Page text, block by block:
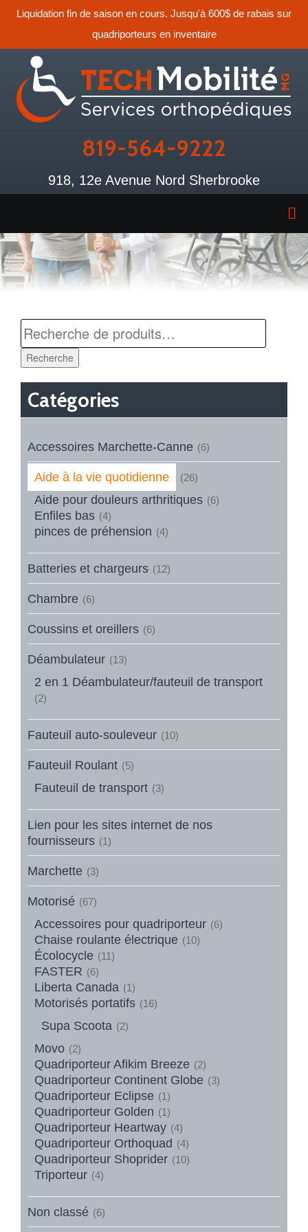
Liquidation fin de saison en cours. Jusqu'à 600$ de rabais sur
quadriporteurs en inventaire
819-564-9222
918, 12e Avenue Nord Sherbrooke
Recherche
Catégories
Accessoires Marchette-Canne (6)
Aide à la vie quotidienne (26)
Aide pour douleurs arthritiques (6)
Enfiles bas (4)
pinces de préhension (4)
Batteries et chargeurs (12)
Chambre (6)
Coussins et oreillers (6)
Déambulateur (13)
2 en 1 Déambulateur/fauteuil de transport
(2)
Fauteuil auto-souleveur (10)
Fauteuil Roulant (5)
Fauteuil de transport (3)
Lien pour les sites internet de nos
fournisseurs (1)
Marchette (3)
Motorisé (67)
Accessoires pour quadriporteur (6)
Chaise roulante électrique (10)
Écolocycle (11)
FASTER (6)
Liberta Canada (1)
Motorisés portatifs (16)
Supa Scoota (2)
Movo (2)
Quadriporteur Afikim Breeze (2)
Quadriporteur Continent Globe (3)
Quadriporteur Eclipse (1)
Quadriporteur Golden (1)
Quadriporteur Heartway (4)
Quadriporteur Orthoquad (4)
Quadriporteur Shoprider (10)
Triporteur (4)
Non classé (6)